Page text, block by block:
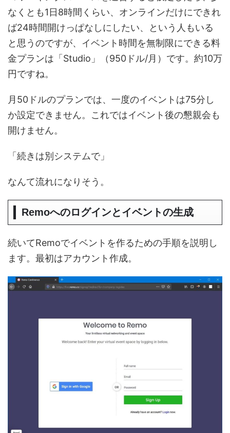
なくとも1日8時間くらい、オンラインだけにできれ
ば24時間開けっぱなしにしたい、という人もいる
と思うのですが、イベント時間を無制限にできる料
金プランは「Studio」（950ドル/月）です。約10万
円ですね。
月50ドルのプランでは、一度のイベントは75分し
か設定できません。これではイベント後の懇親会も
開けません。
「続きは別システムで」
なんて流れになりそう。
Remoへのログインとイベントの生成
続いてRemoでイベントを作るための手順を説明し
ます。最初はアカウント作成。